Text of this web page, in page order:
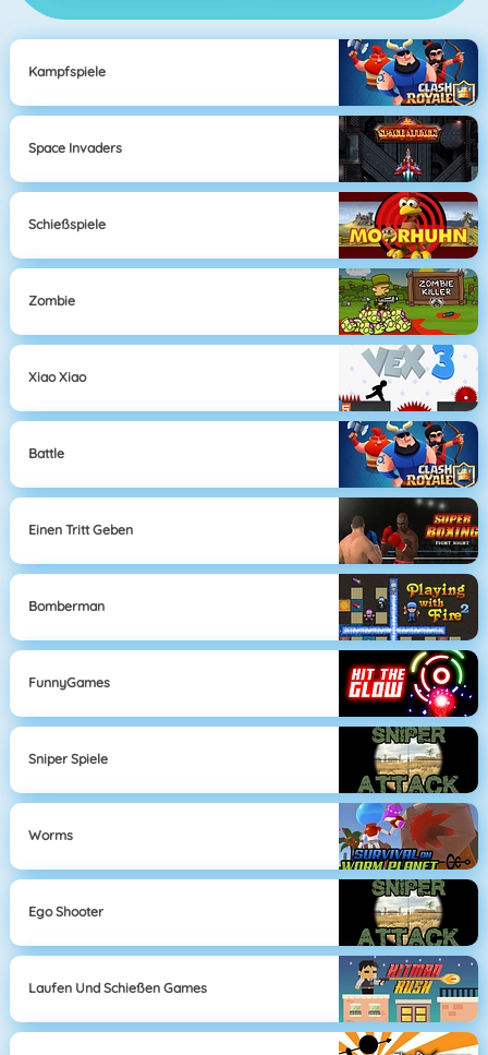
Kampfspiele
Space Invaders
Schießspiele
Zombie
Xiao Xiao
Battle
Einen Tritt Geben
Bomberman
FunnyGames
Sniper Spiele
Worms
Ego Shooter
Laufen Und Schießen Games